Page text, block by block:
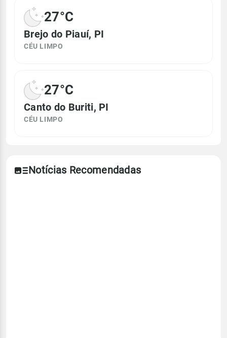
27°C
Brejo do Piauí, PI
CÉU LIMPO
27°C
Canto do Buriti, PI
CÉU LIMPO
Notícias Recomendadas